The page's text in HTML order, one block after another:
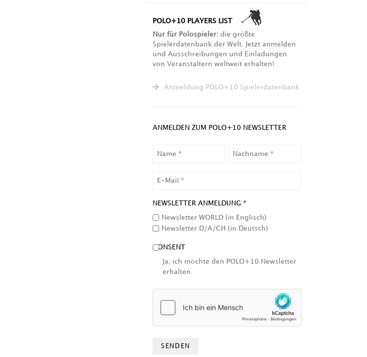
POLO+10 PLAYERS LIST
Nur für Polospieler: die größte
Spielerdatenbank der Welt. Jetzt anmelden
und Ausschreibungen und Einladungen
von Veranstaltern weltweit erhalten!
Anmeldung POLO+10 Spielerdatenbank
ANMELDEN ZUM POLO+10 NEWSLETTER
NEWSLETTER ANMELDUNG *
Newsletter WORLD (in Englisch)
Newsletter D/A/CH (in Deutsch)
CONSENT
Ja, ich möchte den POLO+10 Newsletter
erhalten.